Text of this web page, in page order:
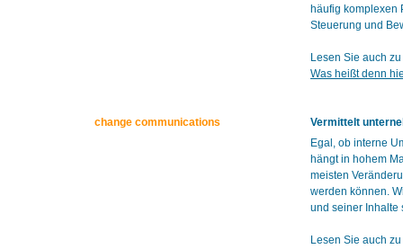
häufig komplexen
Steuerung und
Lesen Sie auch
Was heißt denn
change communications
Vermittelt
Egal, ob interne
hängt in hohem
meisten
werden können.
und seiner Inhalte
Lesen Sie auch